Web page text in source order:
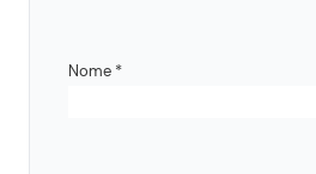
Nome *